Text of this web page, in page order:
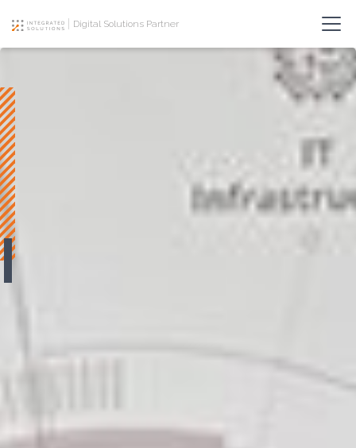
Digital Solutions Partner